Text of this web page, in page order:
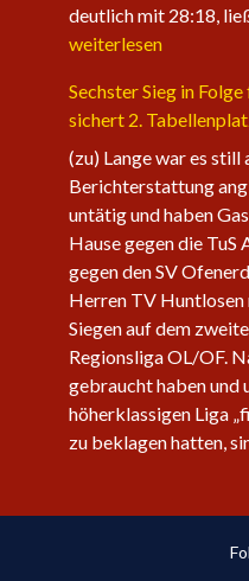
deutlich mit 28:18,
weiterlesen
Sechster Sieg in
sichert 2.
(zu) Lange war es still
Berichterstattung
untätig und haben
Hause gegen die
gegen den SV
Herren TV Huntlosen
Siegen auf dem
Regionsliga OL/OF.
gebraucht haben und
höherklassigen Liga
zu beklagen hatten,